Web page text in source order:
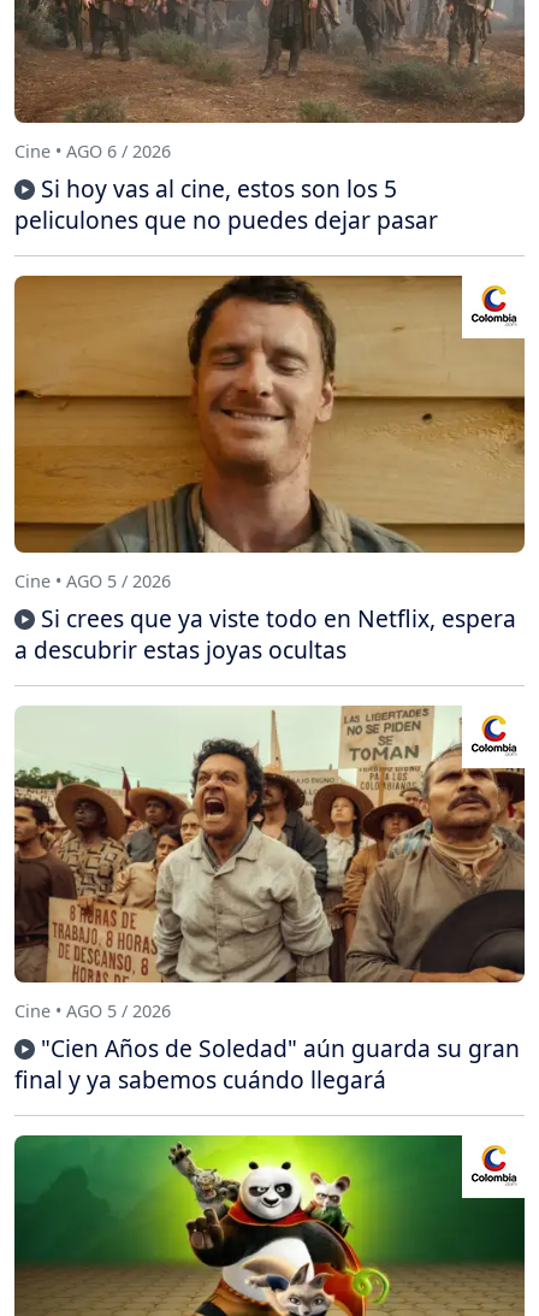
Cine • AGO 6 / 2026
Si hoy vas al cine, estos son los 5
peliculones que no puedes dejar pasar
Cine • AGO 5 / 2026
Si crees que ya viste todo en Netflix, espera
a descubrir estas joyas ocultas
Cine • AGO 5 / 2026
"Cien Años de Soledad" aún guarda su gran
final y ya sabemos cuándo llegará